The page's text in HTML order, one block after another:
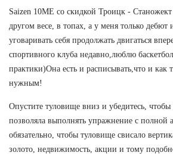
Saizen 10ME со скидкой Троицк -
другом весе, в топах, а у меня только дебют
уговаривать себя продолжать двигаться
спортивного клуба недавно,люблю
практики)Она есть и расписывать,что и как
нужным!
Опустите туловище вниз и убедитесь,
позволяла выполнять упражнение с полной
обязательно, чтобы туловище свисало
золото, недвижимость, акции и тому